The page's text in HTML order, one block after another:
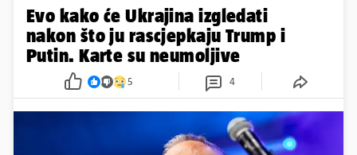
Evo kako će Ukrajina izgledati
nakon što ju rascjepkaju Trump i
Putin. Karte su neumoljive
5 4